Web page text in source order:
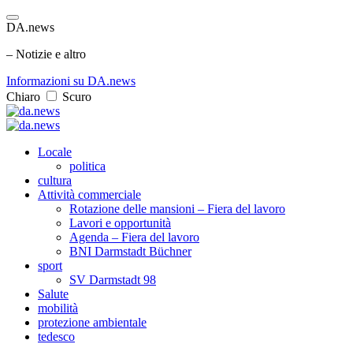
DA.news
– Notizie e altro
Informazioni su DA.news
Chiaro
Scuro
Locale
politica
cultura
Attività commerciale
Rotazione delle mansioni – Fiera del lavoro
Lavori e opportunità
Agenda – Fiera del lavoro
BNI Darmstadt Büchner
sport
SV Darmstadt 98
Salute
mobilità
protezione ambientale
tedesco